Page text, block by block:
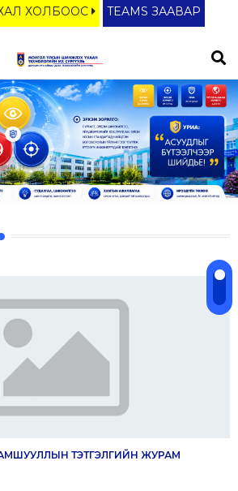
ХОЛБООС TEAMS ЗААВАР
ТЭТГЭЛГИЙН ЖУРАМ